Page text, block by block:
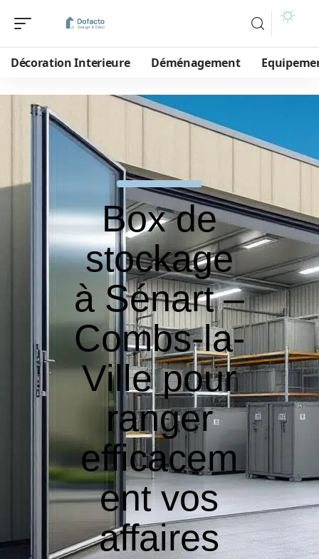
Décoration Interieure Déménagement
Box de
stockage
à Sénart –
Combs-la-
Ville pour
ranger
efficacem
ent vos
affaires